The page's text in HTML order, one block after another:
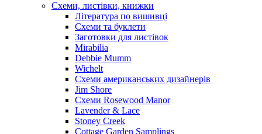
Схеми, листівки, книжки
Література по вишивці
Схеми та буклети
Заготовки для листівок
Mirabilia
Debbie Mumm
Wichelt
Схеми американських дизайнерів
Jim Shore
Cхеми Rosewood Manor
Lavender & Lace
Stoney Creek
Cottage Garden Samplings